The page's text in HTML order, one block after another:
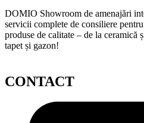
DOMIO Showroom de amenajări
servicii complete de consiliere
produse de calitate – de la ceramică
tapet și gazon!
CONTACT